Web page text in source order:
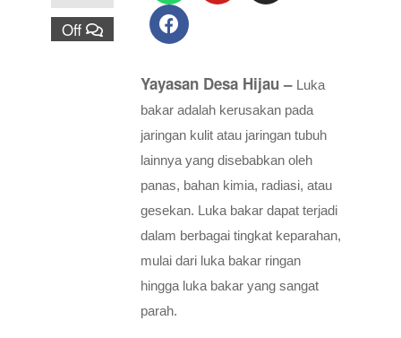
Off
Yayasan Desa Hijau –
Luka
bakar adalah kerusakan pada
jaringan kulit atau jaringan tubuh
lainnya yang disebabkan oleh
panas, bahan kimia, radiasi, atau
gesekan. Luka bakar dapat terjadi
dalam berbagai tingkat keparahan,
mulai dari luka bakar ringan
hingga luka bakar yang sangat
parah.